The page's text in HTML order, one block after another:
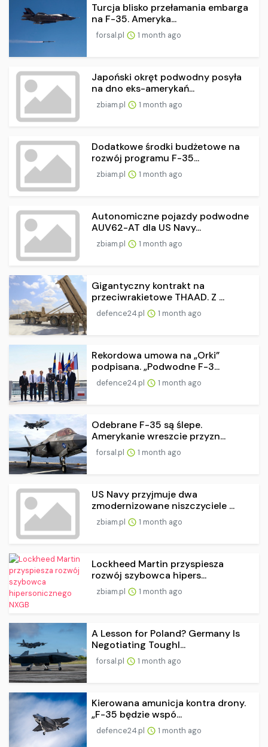
Turcja blisko przełamania embarga
na F-35. Ameryka...
forsal.pl 1 month ago
Japoński okręt podwodny posyła
na dno eks-amerykań...
zbiam.pl 1 month ago
Dodatkowe środki budżetowe na
rozwój programu F-35...
zbiam.pl 1 month ago
Autonomiczne pojazdy podwodne
AUV62-AT dla US Navy...
zbiam.pl 1 month ago
Gigantyczny kontrakt na
przeciwrakietowe THAAD. Z ...
defence24.pl 1 month ago
Rekordowa umowa na „Orki”
podpisana. „Podwodne F-3...
defence24.pl 1 month ago
Odebrane F-35 są ślepe.
Amerykanie wreszcie przyzn...
forsal.pl 1 month ago
US Navy przyjmuje dwa
zmodernizowane niszczyciele ...
zbiam.pl 1 month ago
Lockheed Martin przyspiesza
rozwój szybowca hipers...
zbiam.pl 1 month ago
A Lesson for Poland? Germany Is
Negotiating Toughl...
forsal.pl 1 month ago
Kierowana amunicja kontra drony.
„F-35 będzie wspó...
defence24.pl 1 month ago